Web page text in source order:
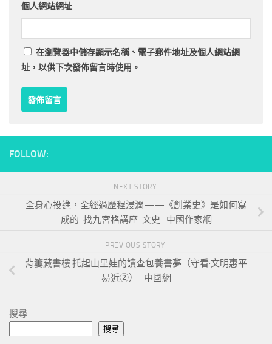
個人網站網址
在瀏覽器中儲存顯示名稱、電子郵件地址及個人網站網
址，以供下次發佈留言時使用。
FOLLOW:
NEXT STORY
全身心投進，全經過歷程浸潤——《創業史》是如何寫
成的-找九宮格講座-文史–中國作家網
PREVIOUS STORY
背簍藏書樓 托起山里娃的讀查包養書夢（守看·文明惠平
易近②）_中國網
搜尋
搜尋